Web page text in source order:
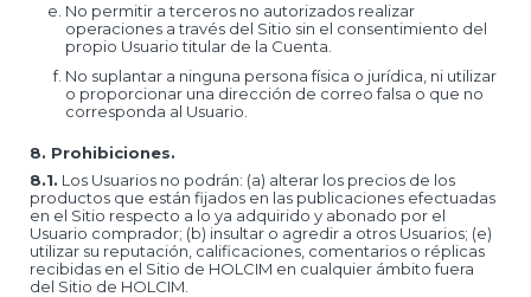
No permitir a terceros no autorizados realizar
operaciones a través del Sitio sin el consentimiento del
propio Usuario titular de la Cuenta.
No suplantar a ninguna persona física o jurídica, ni utilizar
o proporcionar una dirección de correo falsa o que no
corresponda al Usuario.
8. Prohibiciones.
8.1. Los Usuarios no podrán: (a) alterar los precios de los
productos que están fijados en las publicaciones efectuadas
en el Sitio respecto a lo ya adquirido y abonado por el
Usuario comprador; (b) insultar o agredir a otros Usuarios; (e)
utilizar su reputación, calificaciones, comentarios o réplicas
recibidas en el Sitio de HOLCIM en cualquier ámbito fuera
del Sitio de HOLCIM.